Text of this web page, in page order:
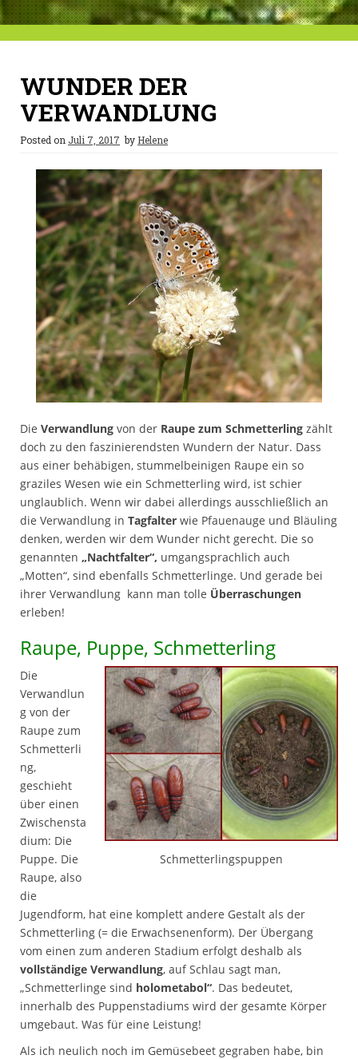
WUNDER DER
VERWANDLUNG
Posted on Juli 7, 2017 by Helene
Die Verwandlung von der Raupe zum Schmetterling zählt
doch zu den faszinierendsten Wundern der Natur. Dass
aus einer behäbigen, stummelbeinigen Raupe ein so
graziles Wesen wie ein Schmetterling wird, ist schier
unglaublich. Wenn wir dabei allerdings ausschließlich an
die Verwandlung in Tagfalter wie Pfauenauge und Bläuling
denken, werden wir dem Wunder nicht gerecht. Die so
genannten „Nachtfalter“, umgangsprachlich auch
„Motten“, sind ebenfalls Schmetterlinge. Und gerade bei
ihrer Verwandlung kann man tolle Überraschungen
erleben!
Raupe, Puppe, Schmetterling
Schmetterlingspuppen
Die
Verwandlun
g von der
Raupe zum
Schmetterli
ng,
geschieht
über einen
Zwischensta
dium: Die
Puppe. Die
Raupe, also
die
Jugendform, hat eine komplett andere Gestalt als der
Schmetterling (= die Erwachsenenform). Der Übergang
vom einen zum anderen Stadium erfolgt deshalb als
vollständige Verwandlung, auf Schlau sagt man,
„Schmetterlinge sind holometabol“. Das bedeutet,
innerhalb des Puppenstadiums wird der gesamte Körper
umgebaut. Was für eine Leistung!
Als ich neulich noch im Gemüsebeet gegraben habe, bin